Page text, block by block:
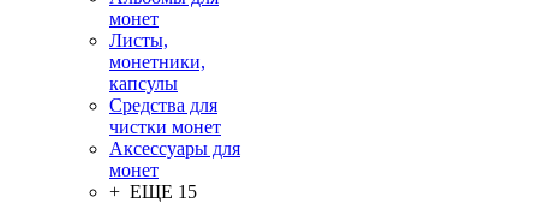
монет
Листы,
монетники,
капсулы
Средства для
чистки монет
Аксессуары для
монет
+ ЕЩЕ 15